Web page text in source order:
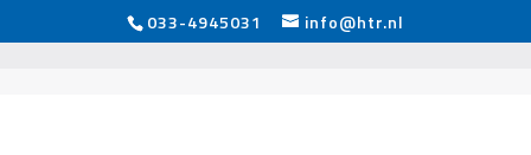
033-4945031 info@htr.nl